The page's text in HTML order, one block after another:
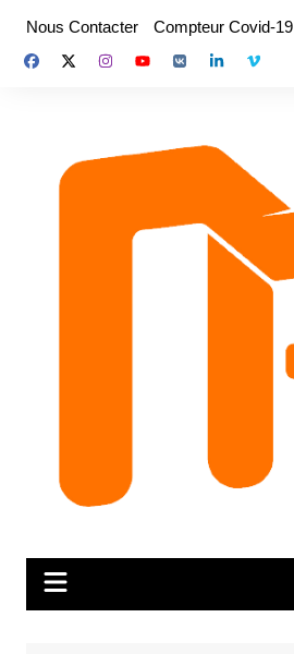
contenu
Nous Contacter Compteur Covid-19